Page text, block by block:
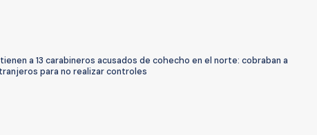
a 13 carabineros acusados de cohecho en el norte: cobraban a
para no realizar controles